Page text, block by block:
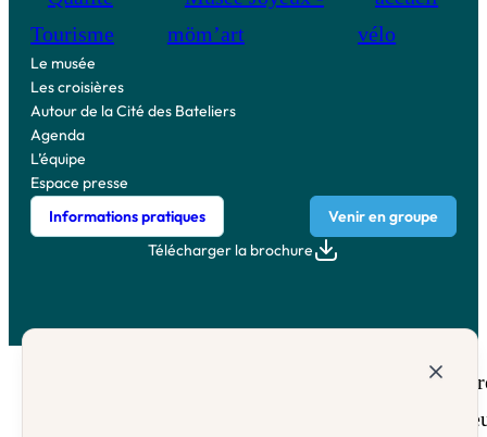
Le musée
Les croisières
Autour de la Cité des Bateliers
Agenda
L’équipe
Espace presse
Informations pratiques
Venir en groupe
Télécharger la brochure